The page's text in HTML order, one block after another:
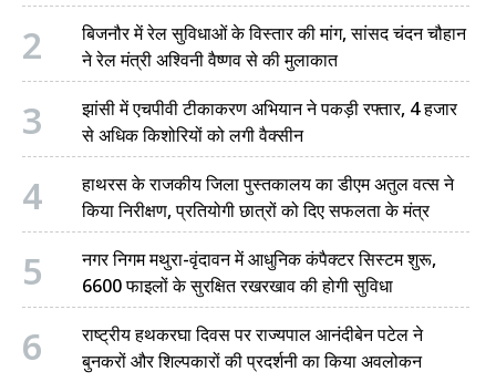
2
बिजनौर में रेल सुविधाओं के विस्तार की मांग, सांसद चंदन चौहान
ने रेल मंत्री अश्विनी वैष्णव से की मुलाकात
3
झांसी में एचपीवी टीकाकरण अभियान ने पकड़ी रफ्तार, 4 हजार
से अधिक किशोरियों को लगी वैक्सीन
4
हाथरस के राजकीय जिला पुस्तकालय का डीएम अतुल वत्स ने
किया निरीक्षण, प्रतियोगी छात्रों को दिए सफलता के मंत्र
5
नगर निगम मथुरा-वृंदावन में आधुनिक कंपैक्टर सिस्टम शुरू,
6600 फाइलों के सुरक्षित रखरखाव की होगी सुविधा
6
राष्ट्रीय हथकरघा दिवस पर राज्यपाल आनंदीबेन पटेल ने
बुनकरों और शिल्पकारों की प्रदर्शनी का किया अवलोकन